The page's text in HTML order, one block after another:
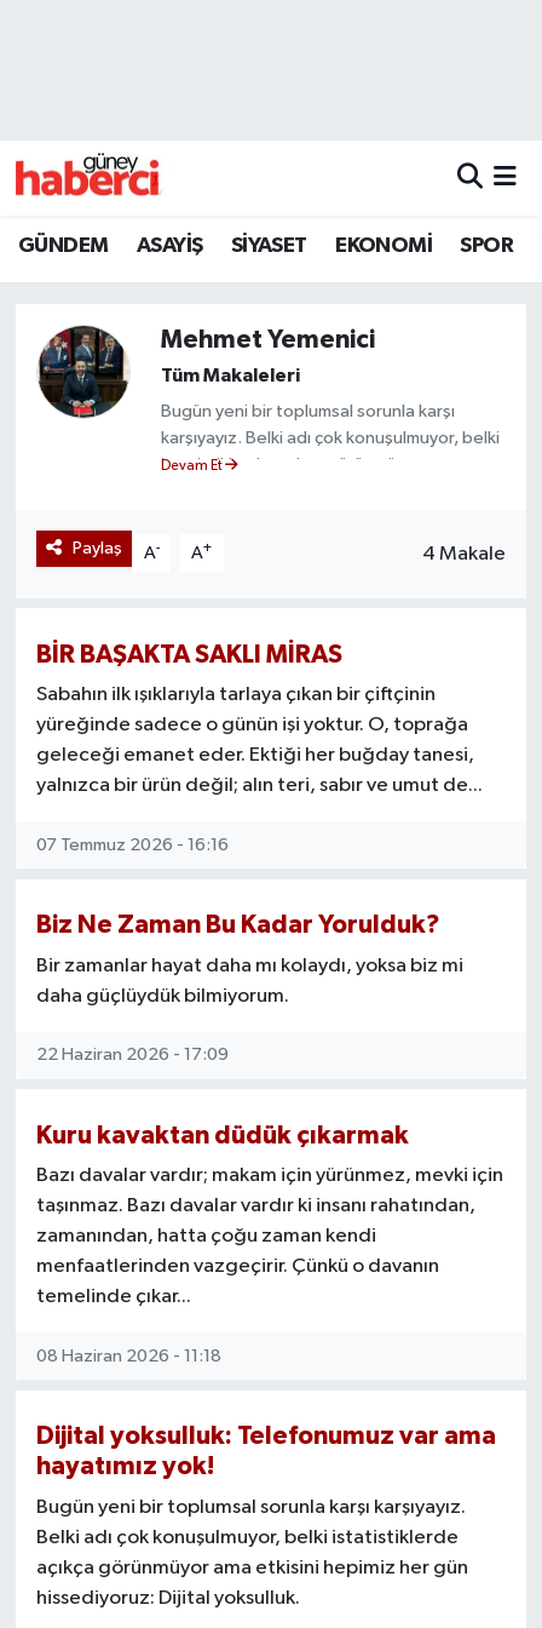
GÜNDEM ASAYİŞ SİYASET EKONOMİ SPOR
Mehmet Yemenici
Tüm Makaleleri
Bugün yeni bir toplumsal sorunla karşı
karşıyayız. Belki adı çok konuşulmuyor, belki
istatistiklerde açıkça görünmüyor ama
ettiğimiz mesele teknolojinin eksikliği değil;
Eskiden insanlar birbirine giderdi, şimdi
birbirinin profilini ziyaret ediyor.
bugün aynı apartmanda yaşayan insanlar
Aynı evin içinde bile sessiz bir yalnızlık
odasında ekran başında, yemek masasında
göz göze gelmek yerine ekran kaydırılıyor.
Bu yalnızca bireysel bir alışkanlık değildir;
Çünkü bir toplumun gücü sadece
güven duygusundan ve ortak aidiyetinden
gelir.
Dijital yoksulluğun sonuçları nelerdir?
* Toplumsal güven ve komşuluk kültürünün
erimesi
Peki çözüm nedir?
Teknolojiyi hayatımızdan çıkarmak değil, onu
doğru kullanmayı öğrenmek.
Devam Et
Paylaş A- A+ 4 Makale
BİR BAŞAKTA SAKLI MİRAS
Sabahın ilk ışıklarıyla tarlaya çıkan bir çiftçinin
yüreğinde sadece o günün işi yoktur. O, toprağa
geleceği emanet eder. Ektiği her buğday tanesi,
yalnızca bir ürün değil; alın teri, sabır ve umut de...
07 Temmuz 2026 - 16:16
Biz Ne Zaman Bu Kadar Yorulduk?
Bir zamanlar hayat daha mı kolaydı, yoksa biz mi
daha güçlüydük bilmiyorum.
22 Haziran 2026 - 17:09
Kuru kavaktan düdük çıkarmak
Bazı davalar vardır; makam için yürünmez, mevki için
taşınmaz. Bazı davalar vardır ki insanı rahatından,
zamanından, hatta çoğu zaman kendi
menfaatlerinden vazgeçirir. Çünkü o davanın
temelinde çıkar...
08 Haziran 2026 - 11:18
Dijital yoksulluk: Telefonumuz var ama
hayatımız yok!
Bugün yeni bir toplumsal sorunla karşı karşıyayız.
Belki adı çok konuşulmuyor, belki istatistiklerde
açıkça görünmüyor ama etkisini hepimiz her gün
hissediyoruz: Dijital yoksulluk.
Beyoğlu Trafik Yoğunluk Haritası
Son Dakika Haberleri
Haber Arşivi